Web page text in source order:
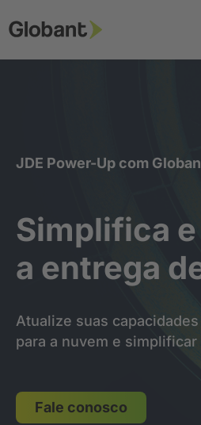
JDE Power-Up com
Simplifica
a entrega
Atualize suas
para a nuvem e simplificar
Fale conosco